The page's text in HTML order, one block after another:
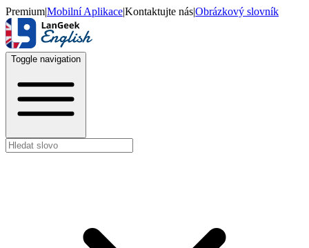
Premium|Mobilní Aplikace|Kontaktujte nás|Obrázkový slovník
Toggle navigation